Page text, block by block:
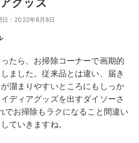
日：2022年8月8日
たら、お掃除コーナーで画期的
ました。従来品とは違い、届き
溜まりやすいところにもしっか
ディアグッズを出すダイソーさ
お掃除もラクになること間違い
ていきますね。